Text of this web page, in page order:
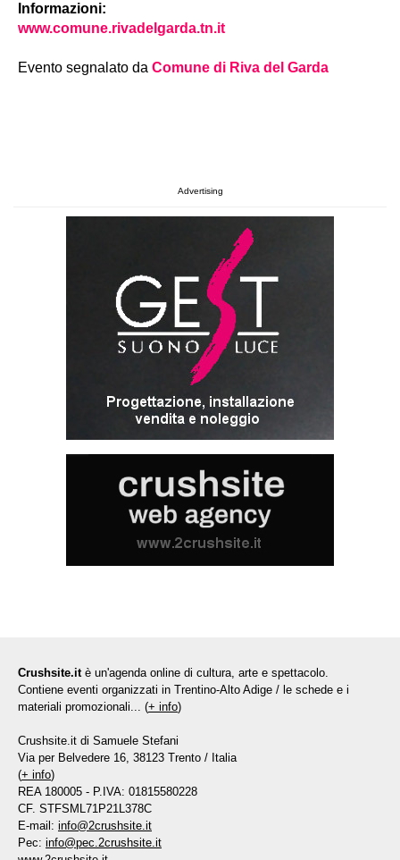
Informazioni:
www.comune.rivadelgarda.tn.it
Evento segnalato da Comune di Riva del Garda
Advertising
Crushsite.it è un'agenda online di cultura, arte e spettacolo.
Contiene eventi organizzati in Trentino-Alto Adige / le schede e i
materiali promozionali... (+ info)
Crushsite.it di Samuele Stefani
Via per Belvedere 16, 38123 Trento / Italia
(+ info)
REA 180005 - P.IVA: 01815580228
CF. STFSML71P21L378C
E-mail: info@2crushsite.it
Pec: info@pec.2crushsite.it